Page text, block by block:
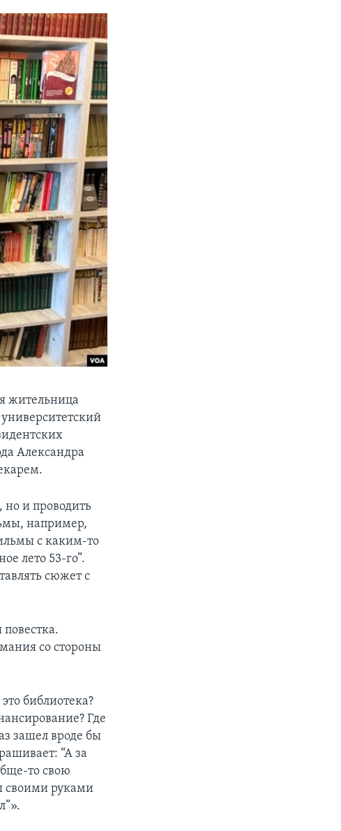
жительница
Александра
но и проводить
например,
с каким-то
лето 53-го”.
сюжет с
со стороны
библиотека?
Где
зашел вроде бы
“А за
то свою
своими руками